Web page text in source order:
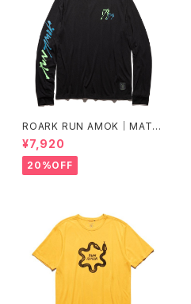
ROARK RUN AMOK｜MATHI
S LS col.BLACK FJORD
¥7,920
20%OFF